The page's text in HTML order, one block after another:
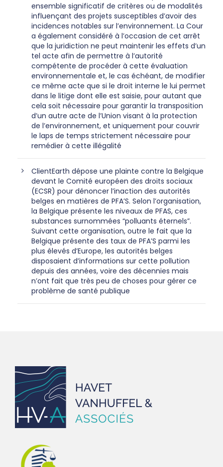
ensemble significatif de critères ou de modalités
influençant des projets susceptibles d’avoir des
incidences notables sur l’environnement. La Cour
a également considéré à l’occasion de cet arrêt
que la juridiction ne peut maintenir les effets d’un
tel acte afin de permettre à l’autorité
compétente de procéder à cette évaluation
environnementale et, le cas échéant, de modifier
ce même acte que si le droit interne le lui permet
dans le litige dont elle est saisie, pour autant que
cela soit nécessaire pour garantir la transposition
d’un autre acte de l’Union visant à la protection
de l’environnement, et uniquement pour couvrir
le laps de temps strictement nécessaire pour
remédier à cette illégalité
ClientEarth dépose une plainte contre la Belgique
devant le Comité européen des droits sociaux
(ECSR) pour dénoncer l’inaction des autorités
belges en matières de PFA’S. Selon l’organisation,
la Belgique présente les niveaux de PFAS, ces
substances surnommées “polluants éternels”.
Suivant cette organisation, outre le fait que la
Belgique présente des taux de PFA’S parmi les
plus élevés d’Europe, les autorités belges
disposaient d’informations sur cette pollution
depuis des années, voire des décennies mais
n’ont fait que très peu de choses pour gérer ce
problème de santé publique